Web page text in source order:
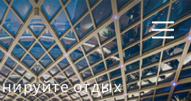
отдых